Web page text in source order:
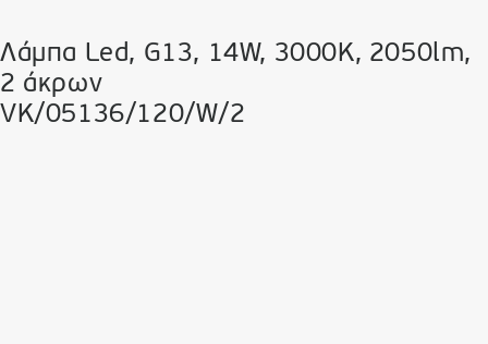
Λάμπα Led, G13, 14W, 3000K, 2050lm,
2 άκρων
VK/05136/120/W/2